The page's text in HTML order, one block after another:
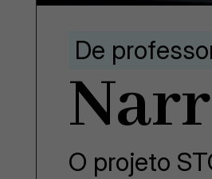
De
O projeto